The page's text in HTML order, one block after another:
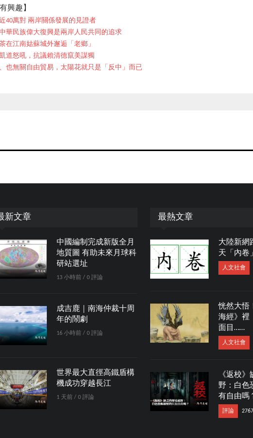
興趣】
40萬對 兩岸關係發展的見證者
華民族偉大復興是兩岸人民共同的追求
在江南姑蘇城外邂逅「老鄉」
道怒吼，抗議賴清德竄美謀獨
也無關自由貿易，太陽花就只是「反中」而已
新文章
中國編制完成新版全月
地質圖 有助未來月球科
研站選址
13 小時前 / 0 評論
成吉鹿｜南海仲裁十周
年的鬧劇
16 小時前 / 0 評論
世界最大直徑高鐵盾構
機成功穿越長江
1 天前 / 0 評論
最熱文章
大陸新網
天「內卷
人文社會
恍然大悟
海經》裡
面目……
人文社會
《返校
野：白色
有自由嗎
評論